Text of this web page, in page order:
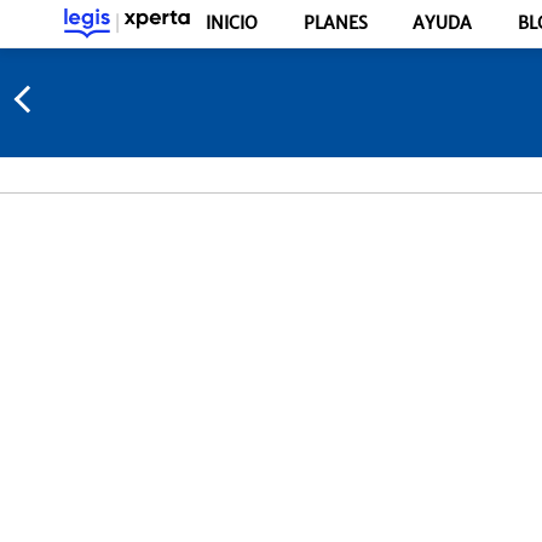
INICIO PLANES AYUDA